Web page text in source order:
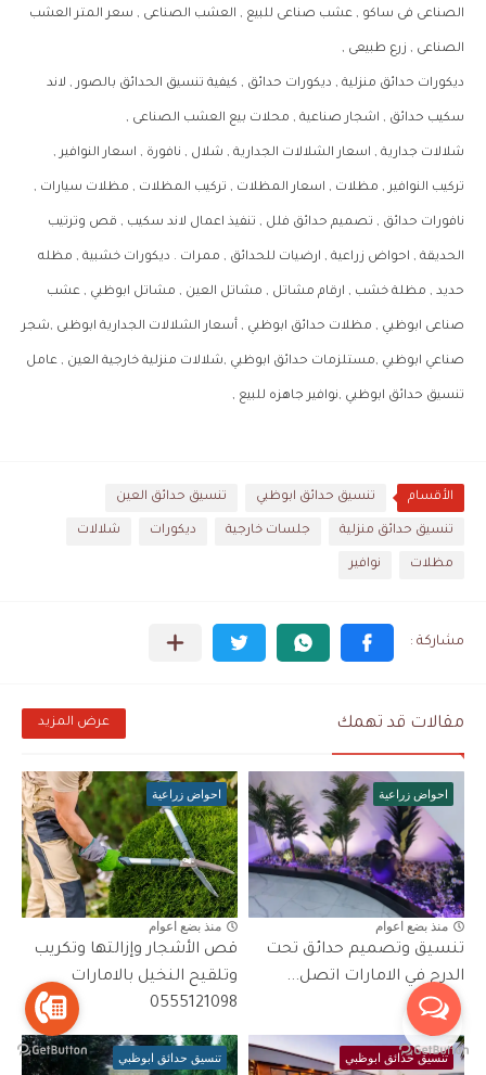
الصناعى فى ساكو , عشب صناعى للبيع , العشب الصناعى , سعر المتر العشب
الصناعى , زرع طبيعى ,
ديكورات حدائق منزلية , ديكورات حدائق , كيفية تنسيق الحدائق بالصور , لاند
سكيب حدائق , اشجار صناعية , محلات بيع العشب الصناعى ,
شلالات جدارية , اسعار الشلالات الجدارية , شلال , نافورة , اسعار النوافير ,
تركيب النوافير , مظلات , اسعار المظلات , تركيب المظلات , مظلات سيارات ,
نافورات حدائق , تصميم حدائق فلل , تنفيذ اعمال لاند سكيب , قص وترتيب
الحديقة , احواض زراعية , ارضيات للحدائق , ممرات . ديكورات خشبية , مظله
حديد , مظلة خشب , ارقام مشاتل , مشاتل العين , مشاتل ابوظبي , عشب
صناعى ابوظبي , مظلات حدائق ابوظبي , أسعار الشلالات الجدارية ابوظبى ,شجر
صناعي ابوظبي ,مستلزمات حدائق ابوظبي ,شلالات منزلية خارجية العين , عامل
تنسيق حدائق ابوظبي ,نوافير جاهزه للبيع ,
الأقسام تنسيق حدائق ابوظبي تنسيق حدائق العين
تنسيق حدائق منزلية جلسات خارجية ديكورات شلالات
مظلات نوافير
مقالات قد تهمك عرض المزيد
احواض زراعية
منذ بضع اعوام
تنسيق وتصميم حدائق تحت
الدرج في الامارات اتصل...
احواض زراعية
منذ بضع اعوام
قص الأشجار وإزالتها وتكريب
وتلقيح النخيل بالامارات
0555121098
تنسيق حدائق ابوظبي تنسيق حدائق ابوظبي